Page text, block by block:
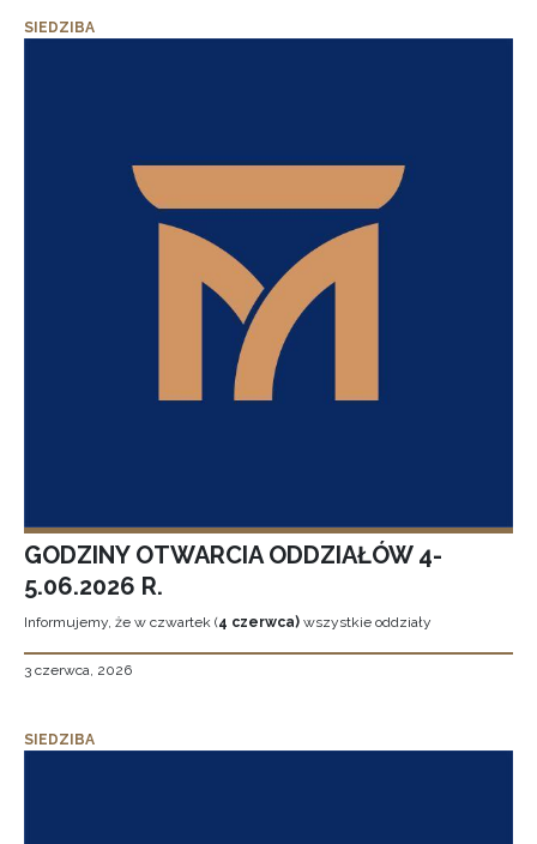
SIEDZIBA
GODZINY OTWARCIA ODDZIAŁÓW 4-
5.06.2026 R.
Informujemy, że w czwartek (4 czerwca) wszystkie oddziały
3 czerwca, 2026
SIEDZIBA